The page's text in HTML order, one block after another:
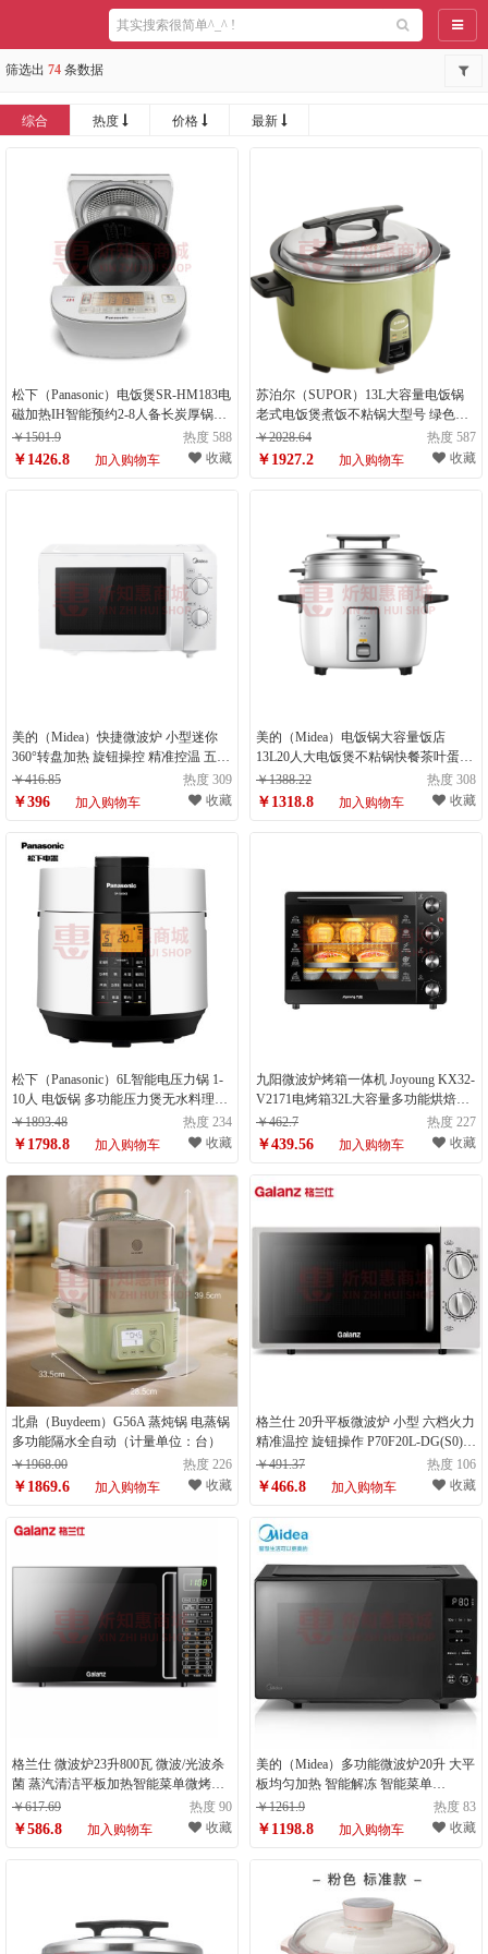
导航
筛选出 74 条数据
综合 热度 价格 最新
松下（Panasonic）电饭煲SR-HM183电
磁加热IH智能预约2-8人备长炭厚锅
4.8L容量 SR-HM183 （计量单位：
件）
￥1501.9 热度 588
￥1426.8 加入购物车 收藏
苏泊尔（SUPOR）13L大容量电饭锅
老式电饭煲煮饭不粘锅大型号 绿色
(15-25人)5.5斤米 大约50碗饭（计量单
位：件）
￥2028.64 热度 587
￥1927.2 加入购物车 收藏
美的（Midea）快捷微波炉 小型迷你
360°转盘加热 旋钮操控 精准控温 五档
火力 易洁内胆 M1-L213B（计量单
位：台）
￥416.85 热度 309
￥396 加入购物车 收藏
美的（Midea）电饭锅大容量饭店
13L20人大电饭煲不粘锅快餐茶叶蛋饭
锅 13L（计量单位：件）
￥1388.22 热度 308
￥1318.8 加入购物车 收藏
松下（Panasonic）6L智能电压力锅 1-
10人 电饭锅 多功能压力煲无水料理大
容量电饭煲 SR-S60K8（计量单位：
件）
￥1893.48 热度 234
￥1798.8 加入购物车 收藏
九阳微波炉烤箱一体机 Joyoung KX32-
V2171电烤箱32L大容量多功能烘焙蛋
糕面 KX32-J95XC（计量单位：件）
￥462.7 热度 227
￥439.56 加入购物车 收藏
北鼎（Buydeem）G56A 蒸炖锅 电蒸锅
多功能隔水全自动（计量单位：台）
￥1968.00
热度 226
￥1869.6 加入购物车 收藏
格兰仕 20升平板微波炉 小型 六档火力
精准温控 旋钮操作 P70F20L-DG(S0)
1-2人适用（计量单位：台）
￥491.37 热度 106
￥466.8 加入购物车 收藏
格兰仕 微波炉23升800瓦 微波/光波杀
菌 蒸汽清洁平板加热智能菜单微烤一
体 时钟预约（计量单位：台）
￥617.69 热度 90
￥586.8 加入购物车 收藏
美的（Midea）多功能微波炉20升 大平
板均匀加热 智能解冻 智能菜单
PM20B1 （ZMD安心系列）（计量单
位：台）
￥1261.9 热度 83
￥1198.8 加入购物车 收藏